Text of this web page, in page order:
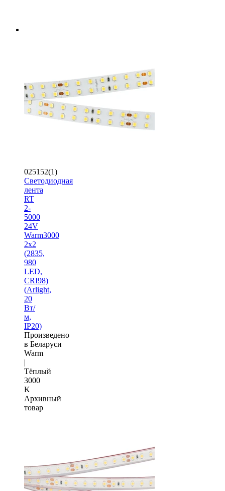
025152(1)
Светодиодная
лента
RT
2-
5000
24V
Warm3000
2x2
(2835,
980
LED,
CRI98)
(Arlight,
20
Вт/
м,
IP20)
Произведено
в Беларуси
Warm
|
Тёплый
3000
K
Архивный
товар